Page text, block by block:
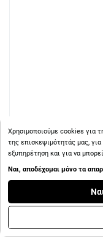
Σύνδεσμος
Χρησιμοποιούμε cookies για
της επισκεψιμότητάς μας,
εξυπηρέτηση και για να
Ναι, αποδέχομαι μόνο τα